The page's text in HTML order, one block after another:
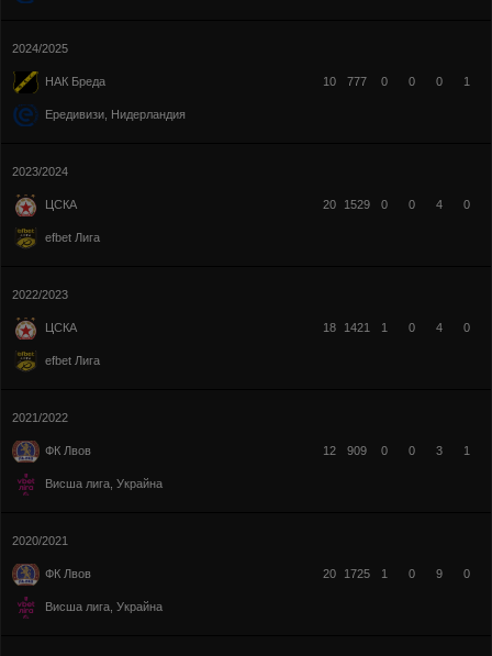
2024/2025
НАК Бреда
Ередивизи, Нидерландия
10 777 0 0 0 1
2023/2024
ЦСКА
efbet Лига
20 1529 0 0 4 0
2022/2023
ЦСКА
efbet Лига
18 1421 1 0 4 0
2021/2022
ФК Лвов
Висша лига, Украйна
12 909 0 0 3 1
2020/2021
ФК Лвов
Висша лига, Украйна
20 1725 1 0 9 0